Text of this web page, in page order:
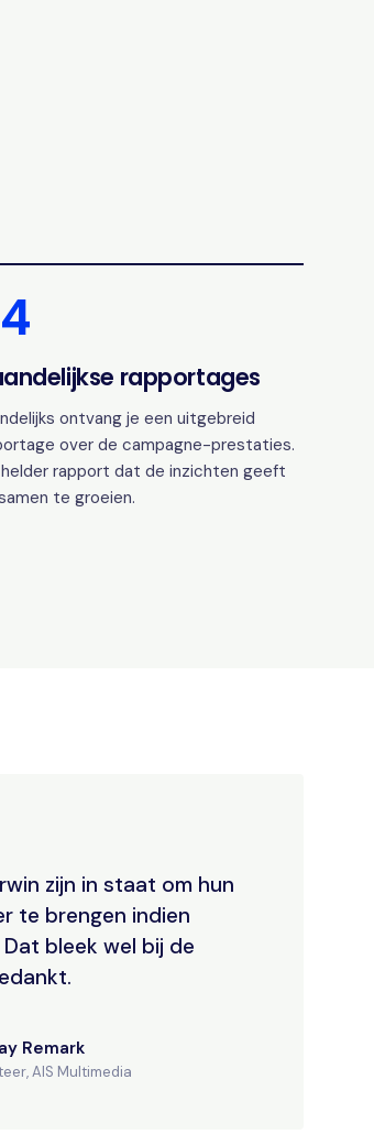
rapportages
ontvang je een uitgebreid
over de campagne-prestaties.
helder rapport dat de inzichten geeft
te groeien.
zijn in staat om hun
te brengen indien
bleek wel bij de
Remark
AIS Multimedia